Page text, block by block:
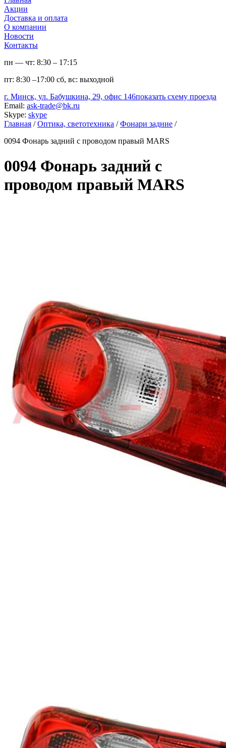
Акции
Доставка и оплата
О компании
Новости
Контакты
пн — чт: 8:30 – 17:15
пт: 8:30 –17:00 сб, вс: выходной
г. Минск, ул. Бабушкина, 29, офис 146показать схему проезда
Email: ask-trade@bk.ru
Skype: skype
Главная / Оптика, светотехника / Фонари задние /
0094 Фонарь задний с проводом правый MARS
0094 Фонарь задний с
проводом правый MARS